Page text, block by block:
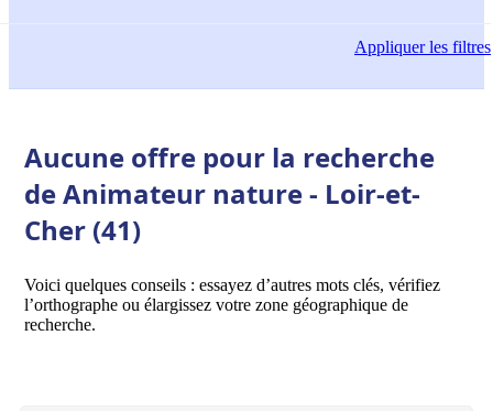
Appliquerles filtres
Aucune offre pour la recherche
de Animateur nature - Loir-et-
Cher (41)
Voici quelques conseils : essayez d’autres mots clés, vérifiez
l’orthographe ou élargissez votre zone géographique de
recherche.